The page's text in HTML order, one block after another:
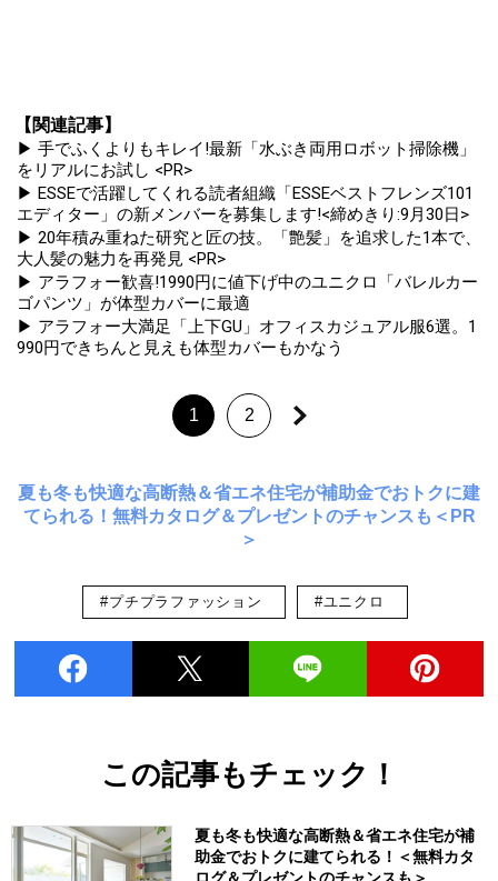
【関連記事】
▶ 手でふくよりもキレイ!最新「水ぶき両用ロボット掃除機」
をリアルにお試し <PR>
▶ ESSEで活躍してくれる読者組織「ESSEベストフレンズ101
エディター」の新メンバーを募集します!<締めきり:9月30日>
▶ 20年積み重ねた研究と匠の技。「艶髪」を追求した1本で、
大人髪の魅力を再発見 <PR>
▶ アラフォー歓喜!1990円に値下げ中のユニクロ「バレルカー
ゴパンツ」が体型カバーに最適
▶ アラフォー大満足「上下GU」オフィスカジュアル服6選。1
990円できちんと見えも体型カバーもかなう
1 2
夏も冬も快適な高断熱＆省エネ住宅が補助金でおトクに建
てられる！無料カタログ＆プレゼントのチャンスも＜PR
＞
#プチプラファッション #ユニクロ
この記事もチェック！
夏も冬も快適な高断熱＆省エネ住宅が補
助金でおトクに建てられる！＜無料カタ
ログ＆プレゼントのチャンスも＞